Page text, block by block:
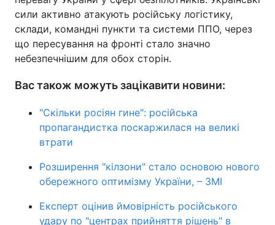
сили активно атакують російську логістику,
склади, командні пункти та системи ППО, через
що пересування на фронті стало значно
небезпечнішим для обох сторін.
Вас також можуть зацікавити новини:
"Скільки росіян гине": російська
пропагандистка поскаржилася на великі
втрати
Розширення "кілзони" стало основою нового
обережного оптимізму України, – ЗМІ
Експерт оцінив ймовірність російського
удару по "центрах прийняття рішень" в